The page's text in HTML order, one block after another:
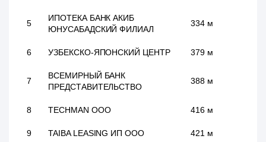
5
ИПОТЕКА БАНК АКИБ
ЮНУСАБАДСКИЙ ФИЛИАЛ
334 м
6 УЗБЕКСКО-ЯПОНСКИЙ ЦЕНТР 379 м
7
ВСЕМИРНЫЙ БАНК
ПРЕДСТАВИТЕЛЬСТВО
388 м
8 TECHMAN ООО 416 м
9 TAIBA LEASING ИП ООО 421 м